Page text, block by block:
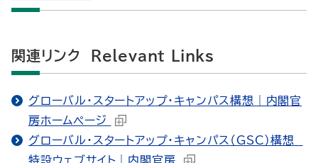
関連リンク Relevant Links
グローバル・スタートアップ・キャンパス構想｜内閣官
房ホームページ
グローバル・スタートアップ・キャンパス（GSC）構想
特設ウェブサイト｜内閣官房